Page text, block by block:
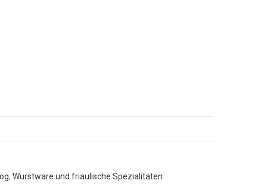
, Wurstware und friaulische Spezialitäten